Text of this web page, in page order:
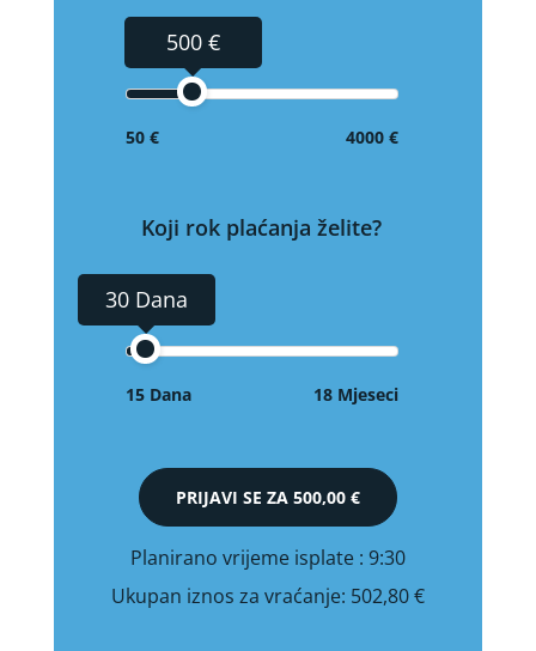
500 €
50 € 4000 €
Koji rok plaćanja želite?
30 Dana
15 Dana 18 Mjeseci
PRIJAVI SE ZA 500,00 €
Planirano vrijeme isplate : 9:30
Ukupan iznos za vraćanje: 502,80 €